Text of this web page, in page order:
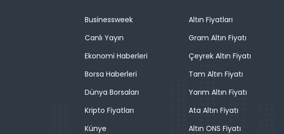
Businessweek
Canlı Yayın
Ekonomi Haberleri
Borsa Haberleri
Dünya Borsaları
Kripto Fiyatları
Künye
Altın Fiyatları
Gram Altın Fiyatı
Çeyrek Altın Fiyatı
Tam Altın Fiyatı
Yarım Altın Fiyatı
Ata Altın Fiyatı
Altın ONS Fiyatı